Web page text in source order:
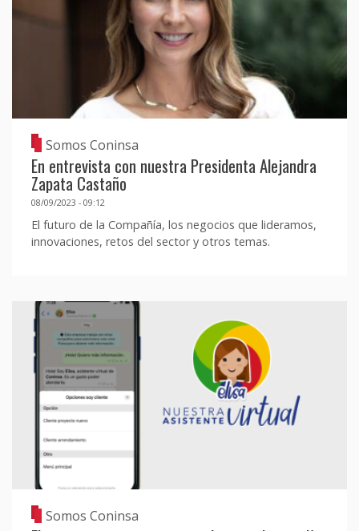
Somos Coninsa
En entrevista con nuestra Presidenta Alejandra
Zapata Castaño
08/09/2023 - 09:12
El futuro de la Compañía, los negocios que lideramos,
innovaciones, retos del sector y otros temas.
Somos Coninsa